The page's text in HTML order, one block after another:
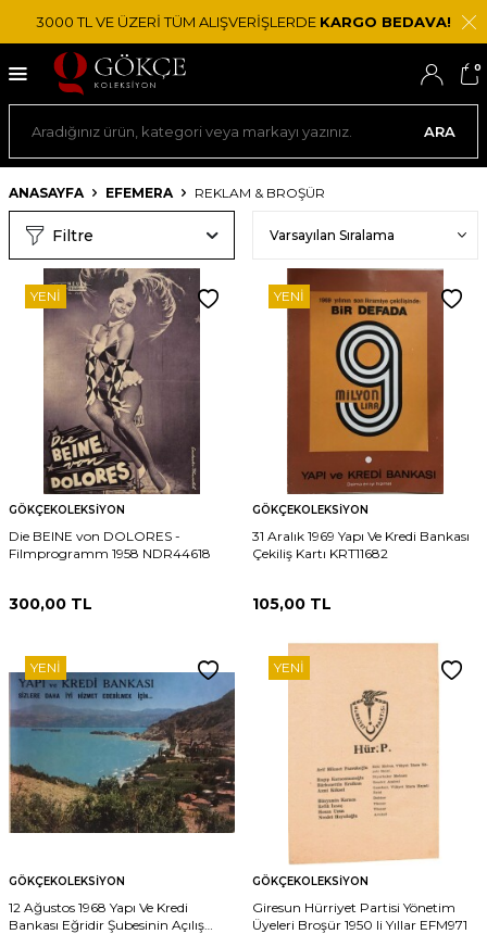
3000 TL VE ÜZERİ TÜM ALIŞVERİŞLERDE KARGO BEDAVA!
ARA
0
ANASAYFA EFEMERA REKLAM & BROŞÜR
Filtre
YENI
GÖKÇEKOLEKSIYON
Die BEINE von DOLORES -
Filmprogramm 1958 NDR44618
300,00 TL
YENI
GÖKÇEKOLEKSIYON
31 Aralık 1969 Yapı Ve Kredi Bankası
Çekiliş Kartı KRT11682
105,00 TL
YENI
GÖKÇEKOLEKSIYON
12 Ağustos 1968 Yapı Ve Kredi
Bankası Eğridir Şubesinin Açılış
YENI
GÖKÇEKOLEKSIYON
Giresun Hürriyet Partisi Yönetim
Üyeleri Broşür 1950 li Yıllar EFM971